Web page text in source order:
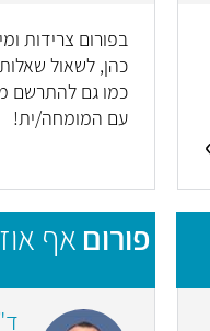
בפורום צרידות
כהן, לשאול
כמו גם להתרשם
עם המומחה/ית!
פורוםאף